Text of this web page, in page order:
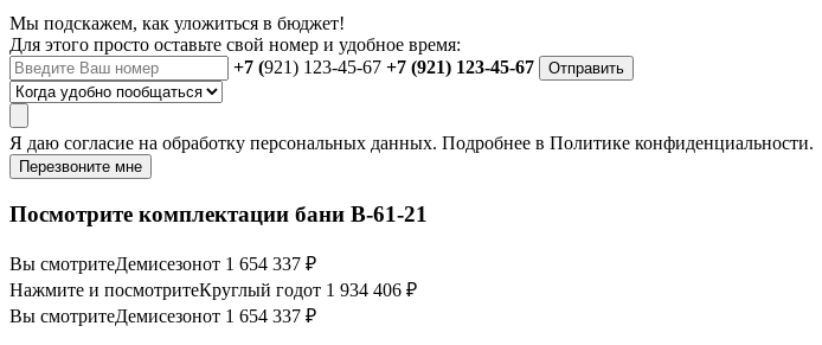
Мы подскажем, как уложиться в бюджет!
Для этого просто оставьте свой номер и удобное время:
+7 (921) 123-45-67 +7 (921) 123-45-67 Отправить
Я даю согласие на обработку персональных данных. Подробнее в Политике конфиденциальности.
Перезвоните мне
Посмотрите комплектации бани B-61-21
Вы смотритеДемисезонот 1 654 337 ₽
Нажмите и посмотритеКруглый годот 1 934 406 ₽
Вы смотритеДемисезонот 1 654 337 ₽